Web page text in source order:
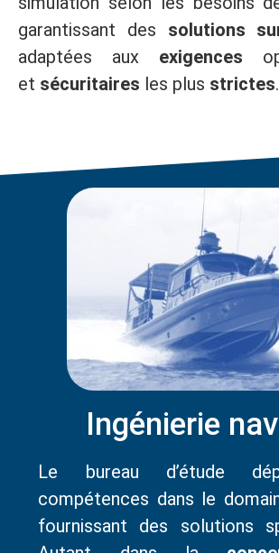
garantissant des solutions
adaptées aux exigences
et sécuritaires les plus strictes.
Ingénierie
Le bureau d’étude
compétences dans le
fournissant des solutions